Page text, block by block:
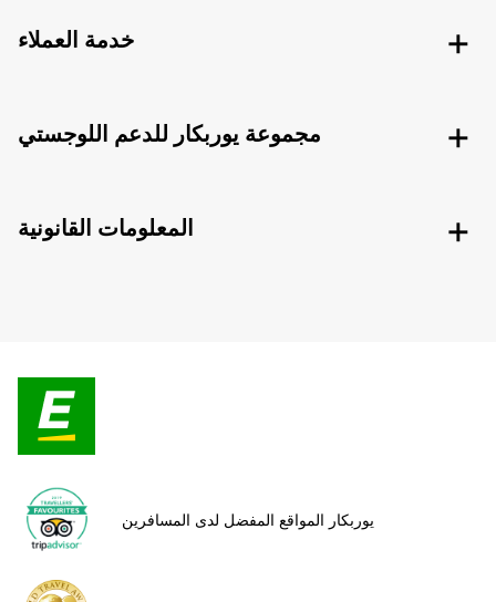
خدمة العملاء
مجموعة يوربكار للدعم اللوجستي
المعلومات القانونية
يوربكار المواقع المفضل لدى المسافرين